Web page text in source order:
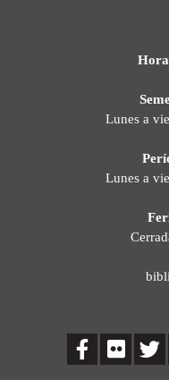
Lunes a
Lunes a